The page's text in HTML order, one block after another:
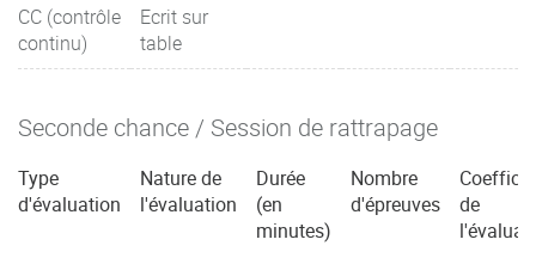
CC (contrôle
continu)
Ecrit sur
table
Seconde chance / Session de rattrapage
Type
d'évaluation
Nature de
l'évaluation
Durée
(en
minutes)
Nombre
d'épreuves
de